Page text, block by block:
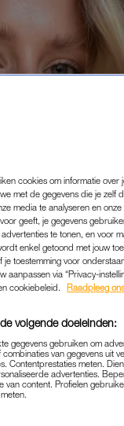
|COLUMN
cookies om informatie
met de gegevens die je zelf
media te analyseren en
geeft, je gegevens
te tonen, en voor
enkel getoond met jouw
toestemming voor
via “Privacy-
cookiebeleid.
Raadpleeg
volgende doeleinden:
gegevens gebruiken om
van gegevens uit
Contentprestaties meten.
advertenties.
van content. Profielen